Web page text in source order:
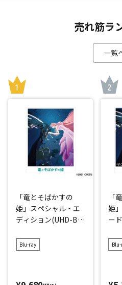
売れ筋ラ
一覧
「竜とそばかすの
姫」スペシャル・エ
ディション(UHD-BD
Blu-ray
「
姫
ー